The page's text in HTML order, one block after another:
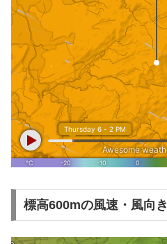
標高600mの風速・風向き